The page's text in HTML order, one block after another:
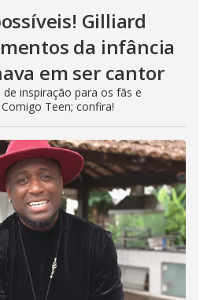
Gilliard
da infância
em ser cantor
inspiração para os fãs e
Teen; confira!